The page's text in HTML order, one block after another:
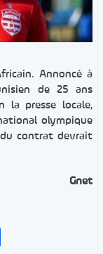
Annoncé à
de 25 ans
la presse locale,
olympique
du contrat devrait
Gnet